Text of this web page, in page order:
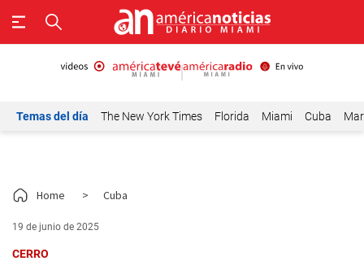
Temas del día The New York Times Florida Miami Cuba
Home > Cuba
19 de junio de 2025
CERRO